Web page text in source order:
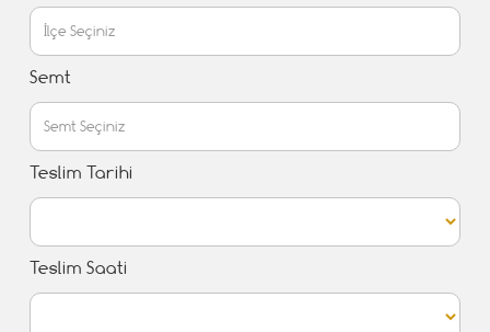
Semt
Teslim Tarihi
Teslim Saati